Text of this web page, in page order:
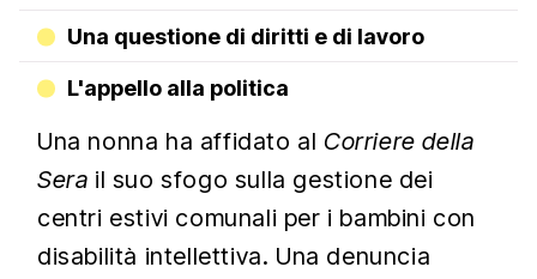
Una questione di diritti e di lavoro
L'appello alla politica
Una nonna ha affidato al Corriere della
Sera il suo sfogo sulla gestione dei
centri estivi comunali per i bambini con
disabilità intellettiva. Una denuncia